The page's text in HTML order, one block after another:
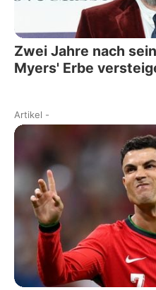
Zwei Jahre nach
Myers' Erbe
Artikel -